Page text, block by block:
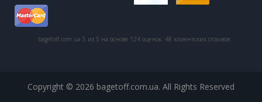
bagetoff.com.ua 5 из 5 на основе 124 оценок. 48 клиентских отзывов
Copyright © 2026 bagetoff.com.ua. All Rights Reserved